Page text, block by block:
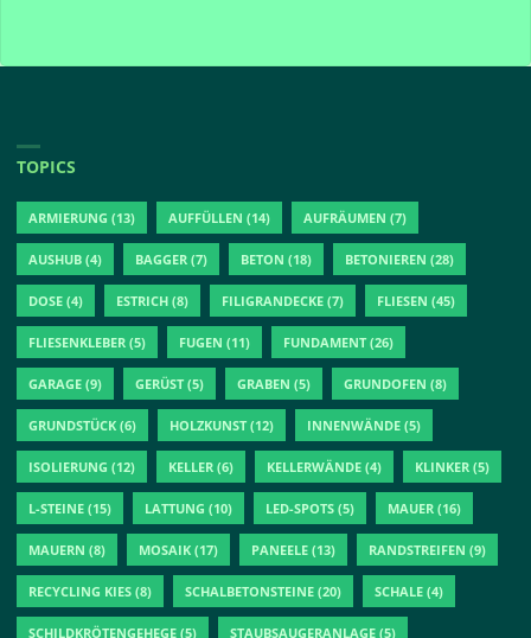
TOPICS
ARMIERUNG (13) AUFFÜLLEN (14) AUFRÄUMEN (7)
AUSHUB(4) BAGGER(7) BETON (18) BETONIEREN (28)
DOSE(4) ESTRICH(8) FILIGRANDECKE(7) FLIESEN (45)
FLIESENKLEBER(5) FUGEN (11) FUNDAMENT(26)
GARAGE(9) GERÜST(5) GRABEN (5) GRUNDOFEN (8)
GRUNDSTÜCK(6) HOLZKUNST(12) INNENWÄNDE(5)
ISOLIERUNG (12) KELLER(6) KELLERWÄNDE(4) KLINKER(5)
L-STEINE(15) LATTUNG (10) LED-SPOTS(5) MAUER(16)
MAUERN (8) MOSAIK(17) PANEELE(13) RANDSTREIFEN (9)
RECYCLING KIES(8) SCHALBETONSTEINE(20) SCHALE(4)
SCHILDKRÖTENGEHEGE(5) STAUBSAUGERANLAGE(5)